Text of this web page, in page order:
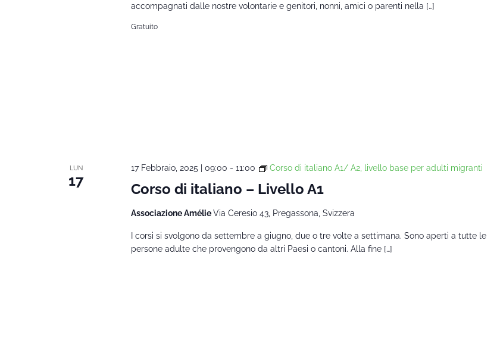
accompagnati dalle nostre volontarie e genitori, nonni, amici o parenti nella […]
Gratuito
LUN
17 Corso di italiano – Livello A1
17 Febbraio, 2025 | 09:00 - 11:00 Corso di italiano A1/ A2, livello base per adulti migranti
Associazione AmélieVia Ceresio 43, Pregassona, Svizzera
I corsi si svolgono da settembre a giugno, due o tre volte a settimana. Sono aperti a tutte le
persone adulte che provengono da altri Paesi o cantoni. Alla fine […]